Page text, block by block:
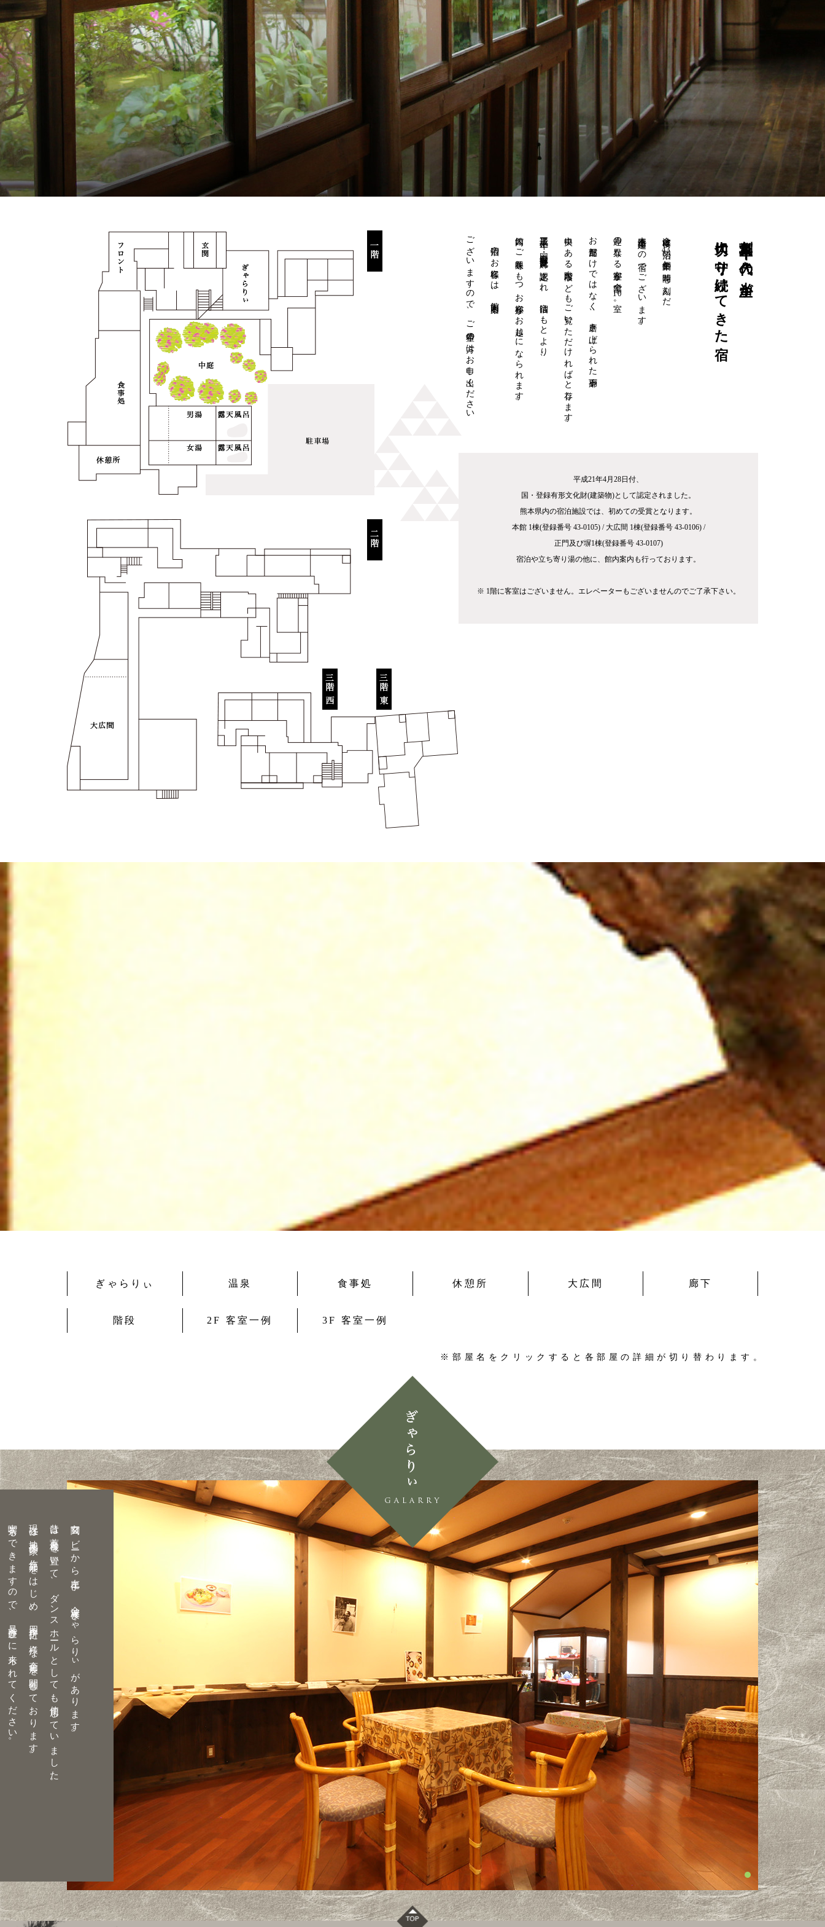
創業百十年 代々の当主が、
大切に守り続けてきた宿
金波楼は明治
43
年創業の時間を刻んだ
木造三階建ての宿でございます。
趣の異なる客室が全部で
10
室。
お部屋だけではなく、磨き上げられた廊下や、
中央にある大階段などもご覧いただければと存じます。
平成二十一年に国・登録有形文化財に認定され、宿泊はもとより、
館内にご興味をもつお客様がお越しになられます。
宿泊のお客様には、館内案内も
ございますので、ご希望の方はお申し出ください
平成21年4月28日付、
国・登録有形文化財(建築物)として認定されました。
熊本県内の宿泊施設では、初めての受賞となります。
本館 1棟(登録番号 43-0105) / 大広間 1棟(登録番号 43-0106) /
正門及び塀1棟(登録番号 43-0107)
宿泊や立ち寄り湯の他に、館内案内も行っております。
※ 1階に客室はございません。エレベーターもございませんのでご了承下さい。
ぎゃらりぃ 温泉 食事処 休憩所 大広間 廊下
階段 2F 客室一例 3F 客室一例
※部屋名をクリックすると各部屋の詳細が切り替わります 。
玄関ロビーから左手に、金波楼ぎゃらりぃがあります。
昔は蓄音機を置いて、ダンスホールとしても使用していました。
現在は地元作家の作品展をはじめ、四季折々に様々な企画展を開催しております。
喫茶もできますので、是非遊びに来られてください。 泉質は、弱アルカリ性単純泉で、刺激が少ないやさしい温泉です。
疲労回復や神経痛によいと言われ、肌の角質をとる美肌効果があります。
名物 晩白柚(ばんぺいゆ)風呂、
母の日のカーネーション風呂なども人気があります。
同
じ
く
特
産
の
甘
夏
み
か
ん
を
ふ
ん
だ
ん
に
浮
か
べ
た
晩
白
柚
風
呂
を
お
楽
し
み
い
た
だ
け
ま
す
。
３〜４月は甘夏みかん風呂となります。
(2016年〜2017年は甘夏みかん風呂は地震の影響など諸事情でお休みいたします。) 。
昔の風情を感じていただけるよう、冬場は代々宿に伝わる火鉢を並べております。
また、なつかしいラムネなどのドリンクも準備しております。
※日帰り入浴のお客様もご利用いただけます。 以来、当時のままの状態を保つように補修を行って現在に至っております。
金
波
楼
の
シ
ン
ボ
ル
マ
ー
ク
で
あ
る
波
と
千
鳥
が
あ
ち
こ
ち
に
あ
し
ら
わ
れ
て
い
ま
す
。
また、本物の松竹梅の木が装飾された飾りは見ごたえがあります。
磨き上げられた美しい廊下です。金波楼の見どころのひとつである、大階段。
重厚な雰囲気が楽しめます。 ８畳のお部屋です。
※文化財保護のため全室禁煙となっております。
※欄間や、床の間、障子など、部屋ごとに異なる作りになっています。
収容人数 ２～３人 ６畳のお部屋です。
※文化財保護のため全室禁煙となっております。
※欄間や、床の間、障子など、部屋ごとに異なる作りになっています。
収容人数 ２～３人 ８畳の和室と小上り(踏込)が４・５畳ある広めのお部屋です。
※文化財保護のため全室禁煙となっております。
※欄間や、床の間、障子など、部屋ごとに異なる作りになっています。
収容人数 ２～３人 ８畳の和室と小上り(踏込)が８畳ある広めのお部屋です。
※文化財保護のため全室禁煙となっております。
※欄間や、床の間、障子など、部屋ごとに異なる作りになっています。
収容人数 ２～４人 １４畳のお部屋です。
※文化財保護のため全室禁煙となっております。
※欄間や、床の間、障子など、部屋ごとに異なる作りになっています。
収容人数 ５～６人